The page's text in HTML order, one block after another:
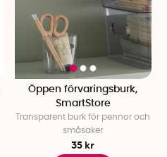
Öppen förvaringsburk,
SmartStore
Transparent burk för pennor och
småsaker
35 kr